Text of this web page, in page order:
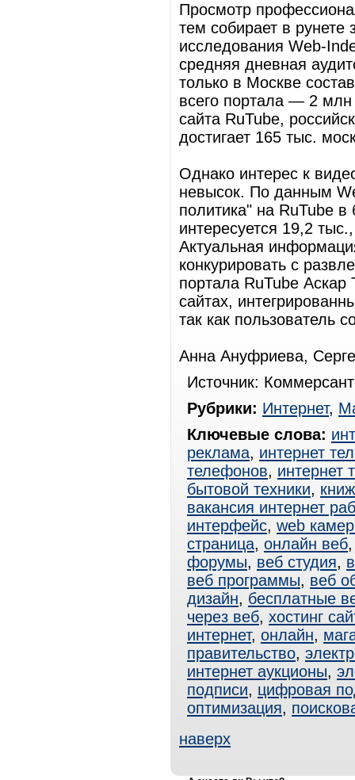
Просмотр
тем собирает в
исследования Web-
средняя дневная
только в Москве
всего портала — 2
сайта RuTube,
достигает 165 тыс.
Однако интерес к
невысок. По данным
политика" на RuTube
интересуется 19,2
Актуальная
конкурировать с
портала RuTube Аскар
сайтах,
так как пользователь
Анна Ануфриева,
Источник:
Рубрики: Интернет,
Ключевые слова:
реклама, интернет
телефонов, интернет
бытовой техники,
вакансия интернет
интерфейс, web
страница, онлайн веб
форумы, веб студия,
веб программы, веб
дизайн, бесплатные
через веб, хостинг
интернет, онлайн,
правительство,
интернет аукционы,
подписи, цифровая
оптимизация,
наверх